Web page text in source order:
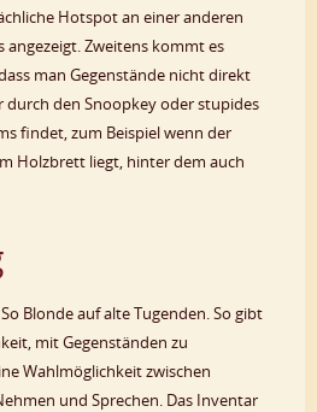
Hotspot an einer anderen
angezeigt. Zweitens kommt es
man Gegenstände nicht direkt
durch den Snoopkey oder stupides
findet, zum Beispiel wenn der
Holzbrett liegt, hinter dem auch
Blonde auf alte Tugenden. So gibt
mit Gegenständen zu
Wahlmöglichkeit zwischen
und Sprechen. Das Inventar